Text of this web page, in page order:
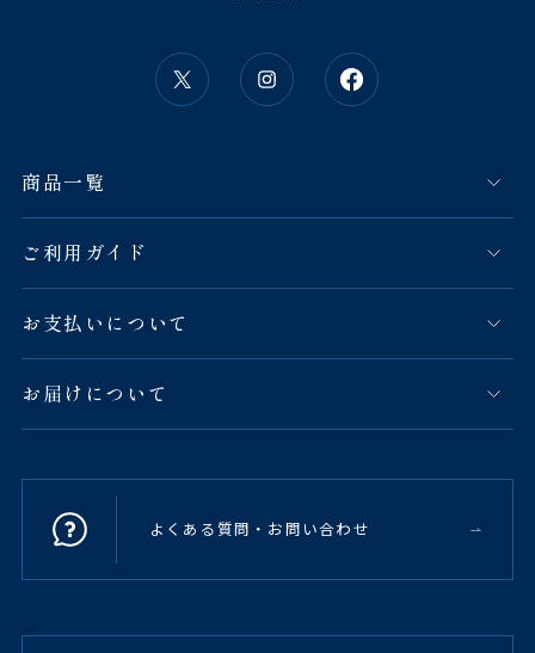
商品一覧
ご利用ガイド
お支払いについて
お届けについて
よくある質問・お問い合わせ